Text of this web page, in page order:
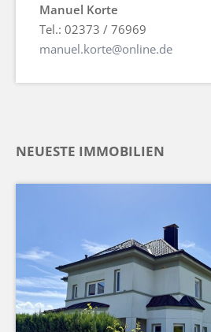
Manuel Korte
Tel.: 02373 / 76969
manuel.korte@online.de
NEUESTE IMMOBILIEN